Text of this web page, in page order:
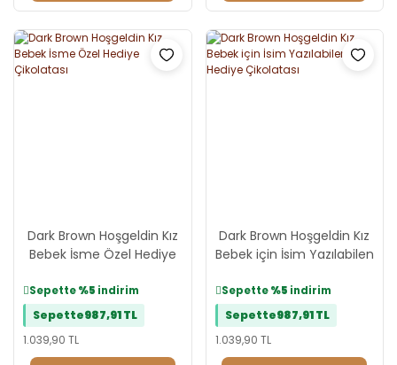
Dark Brown Hoşgeldin Kız
Bebek İsme Özel Hediye
Sepette%5 indirim
Sepette987,91 TL
1.039,90 TL
Dark Brown Hoşgeldin Kız
Bebek için İsim Yazılabilen
Sepette%5 indirim
Sepette987,91 TL
1.039,90 TL